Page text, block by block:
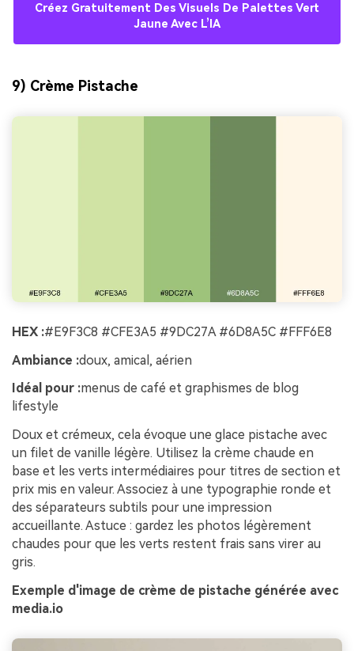
Créez Gratuitement Des Visuels De Palettes Vert
Jaune Avec L’IA
9) Crème Pistache
HEX :#E9F3C8 #CFE3A5 #9DC27A #6D8A5C #FFF6E8
Ambiance :doux, amical, aérien
Idéal pour :menus de café et graphismes de blog
lifestyle
Doux et crémeux, cela évoque une glace pistache avec
un filet de vanille légère. Utilisez la crème chaude en
base et les verts intermédiaires pour titres de section et
prix mis en valeur. Associez à une typographie ronde et
des séparateurs subtils pour une impression
accueillante. Astuce : gardez les photos légèrement
chaudes pour que les verts restent frais sans virer au
gris.
Exemple d'image de crème de pistache générée avec
media.io